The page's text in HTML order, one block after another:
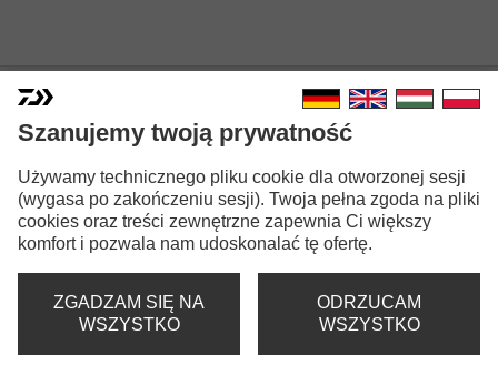
N'ZON BAIT NEEDLE
IGŁA DO PRZYNĘT
Szanujemy twoją prywatność
Używamy technicznego pliku cookie dla otworzonej sesji
(wygasa po zakończeniu sesji). Twoja pełna zgoda na pliki
cookies oraz treści zewnętrzne zapewnia Ci większy
komfort i pozwala nam udoskonalać tę ofertę.
ZGADZAM SIĘ NA
WSZYSTKO
ODRZUCAM
WSZYSTKO